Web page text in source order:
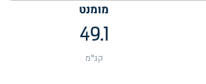
מומנט
49.1
קג"מ